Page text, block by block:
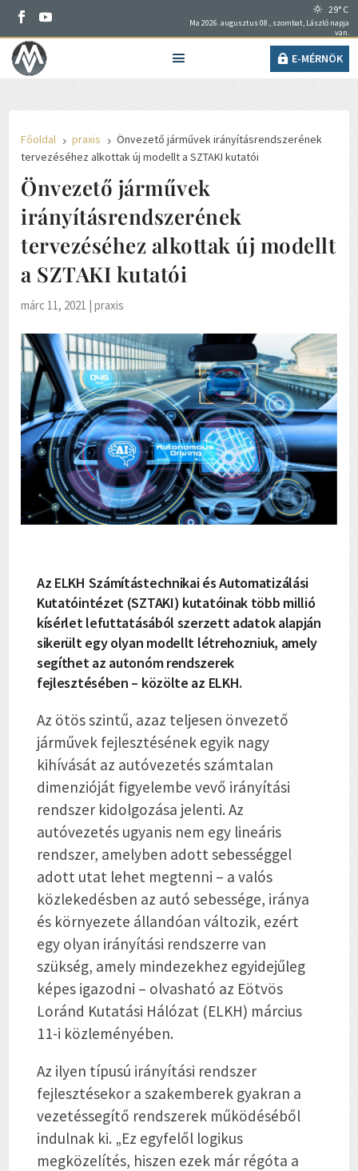
29° C
Ma 2026. augusztus 08., szombat, László napja
van.
E-MÉRNÖK
Főoldal 5 praxis 5 Önvezető járművek irányításrendszerének
tervezéséhez alkottak új modellt a SZTAKI kutatói
Önvezető járművek
irányításrendszerének
tervezéséhez alkottak új modellt
a SZTAKI kutatói
márc 11, 2021 |praxis
Az ELKH Számítástechnikai és Automatizálási
Kutatóintézet (SZTAKI) kutatóinak több millió
kísérlet lefuttatásából szerzett adatok alapján
sikerült egy olyan modellt létrehozniuk, amely
segíthet az autonóm rendszerek
fejlesztésében – közölte az ELKH.
Az ötös szintű, azaz teljesen önvezető
járművek fejlesztésének egyik nagy
kihívását az autóvezetés számtalan
dimenzióját figyelembe vevő irányítási
rendszer kidolgozása jelenti. Az
autóvezetés ugyanis nem egy lineáris
rendszer, amelyben adott sebességgel
adott utat lehet megtenni – a valós
közlekedésben az autó sebessége, iránya
és környezete állandóan változik, ezért
egy olyan irányítási rendszerre van
szükség, amely mindezekhez egyidejűleg
képes igazodni – olvasható az Eötvös
Loránd Kutatási Hálózat (ELKH) március
11-i közleményében.
Az ilyen típusú irányítási rendszer
fejlesztésekor a szakemberek gyakran a
vezetéssegítő rendszerek működéséből
indulnak ki. „Ez egyfelől logikus
megközelítés, hiszen ezek már régóta a